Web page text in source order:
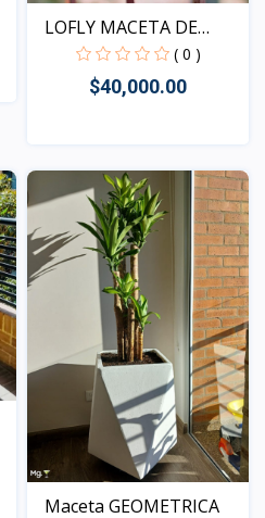
LOFLY MACETA DE
BALCON
( 0 )
$40,000.00
Vista
Maceta GEOMETRICA